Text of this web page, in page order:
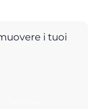
i tuoi